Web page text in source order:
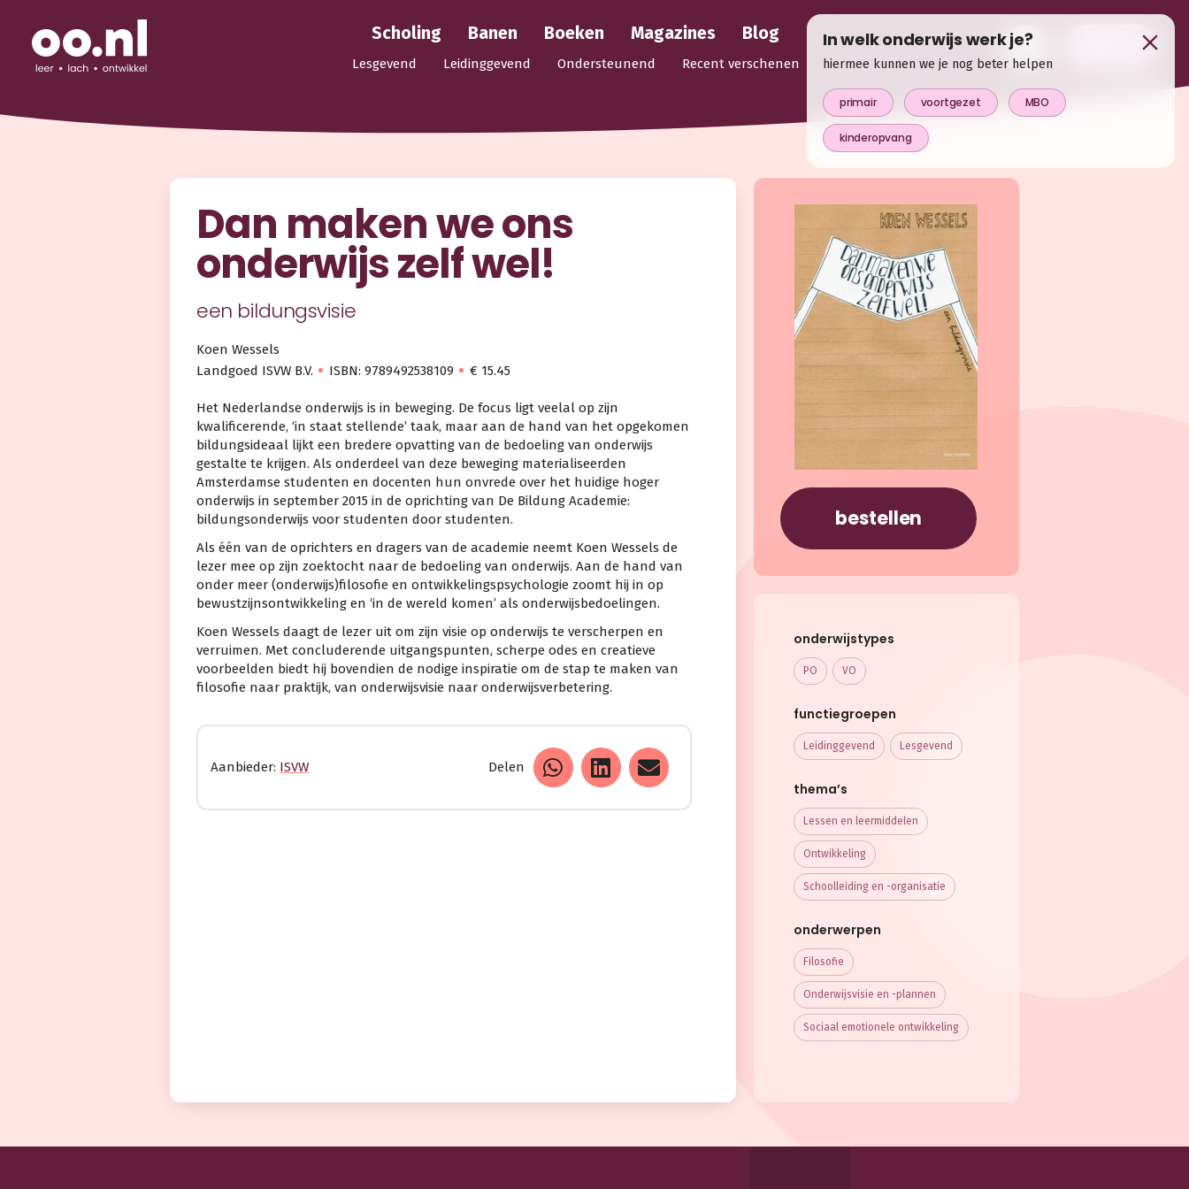
Scholing Banen Boeken Magazines Blog
Lesgevend Leidinggevend Ondersteunend Recent verschenen
Dan maken we ons
onderwijs zelf wel!
een bildungsvisie
Koen Wessels
Landgoed ISVW B.V.
ISBN: 9789492538109 € 15.45
Het Nederlandse onderwijs is in beweging. De focus ligt veelal op zijn
kwalificerende, ‘in staat stellende’ taak, maar aan de hand van het opgekomen
bildungsideaal lijkt een bredere opvatting van de bedoeling van onderwijs
gestalte te krijgen. Als onderdeel van deze beweging materialiseerden
Amsterdamse studenten en docenten hun onvrede over het huidige hoger
onderwijs in september 2015 in de oprichting van De Bildung Academie:
bildungsonderwijs voor studenten door studenten.
Als één van de oprichters en dragers van de academie neemt Koen Wessels de
lezer mee op zijn zoektocht naar de bedoeling van onderwijs. Aan de hand van
onder meer (onderwijs)filosofie en ontwikkelingspsychologie zoomt hij in op
bewustzijnsontwikkeling en ‘in de wereld komen’ als onderwijsbedoelingen.
Koen Wessels daagt de lezer uit om zijn visie op onderwijs te verscherpen en
verruimen. Met concluderende uitgangspunten, scherpe odes en creatieve
voorbeelden biedt hij bovendien de nodige inspiratie om de stap te maken van
filosofie naar praktijk, van onderwijsvisie naar onderwijsverbetering.
Aanbieder: ISVW Delen
bestellen
onderwijstypes
PO VO
functiegroepen
Leidinggevend Lesgevend
thema’s
Lessen en leermiddelen
Ontwikkeling
Schoolleiding en -organisatie
onderwerpen
Filosofie
Onderwijsvisie en -plannen
Sociaal emotionele ontwikkeling
In welk onderwijs werk je?
hiermee kunnen we je nog beter helpen
primair voortgezet MBO
kinderopvang